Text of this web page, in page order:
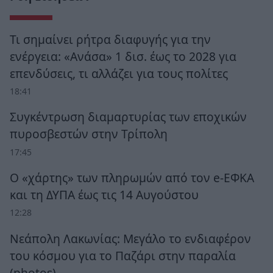
Τι σημαίνει ρήτρα διαφυγής για την
ενέργεια: «Ανάσα» 1 δισ. έως το 2028 για
επενδύσεις, τι αλλάζει για τους πολίτες
18:41
Συγκέντρωση διαμαρτυρίας των εποχικών
πυροσβεστών στην Τρίπολη
17:45
Ο «χάρτης» των πληρωμών από τον e-ΕΦΚΑ
και τη ΔΥΠΑ έως τις 14 Αυγούστου
12:28
Νεάπολη Λακωνίας: Μεγάλο το ενδιαφέρον
του κόσμου για το Παζάρι στην παραλία